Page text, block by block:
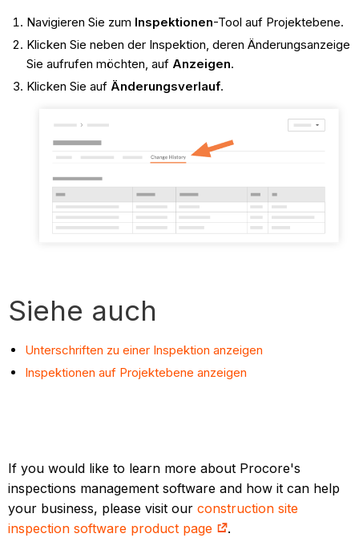
Navigieren Sie zum Inspektionen-Tool auf Projektebene.
Klicken Sie neben der Inspektion, deren Änderungsanzeige
Sie aufrufen möchten, auf Anzeigen.
Klicken Sie auf Änderungsverlauf.
Siehe auch
Unterschriften zu einer Inspektion anzeigen
Inspektionen auf Projektebene anzeigen
If you would like to learn more about Procore's
inspections management software and how it can help
your business, please visit ourconstruction site
inspection software product page
.